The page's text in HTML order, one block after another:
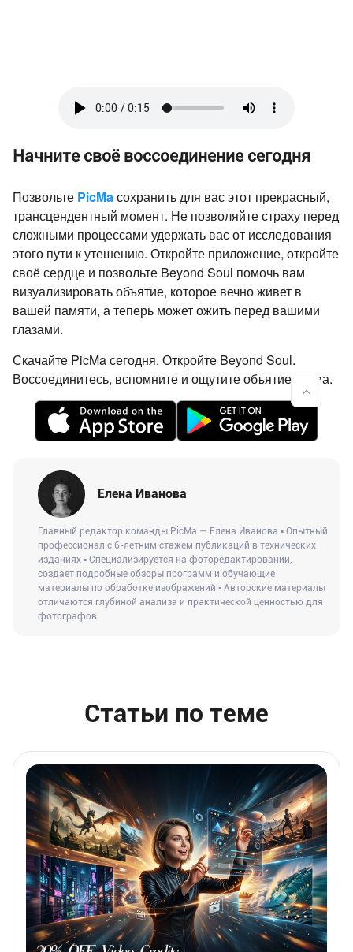
Начните своё воссоединение сегодня
Позвольте PicMaсохранить для вас этот прекрасный,
трансцендентный момент. Не позволяйте страху перед
сложными процессами удержать вас от исследования
этого пути к утешению. Откройте приложение, откройте
своё сердце и позвольте Beyond Soul помочь вам
визуализировать объятие, которое вечно живет в
вашей памяти, а теперь может ожить перед вашими
глазами.
Скачайте PicMa сегодня. Откройте Beyond Soul.
Воссоединитесь, вспомните и ощутите объятие снова.
Елена Иванова
Главный редактор команды PicMa — Елена Иванова ▪ Опытный
профессионал с 6-летним стажем публикаций в технических
изданиях ▪ Специализируется на фоторедактировании,
создает подробные обзоры программ и обучающие
материалы по обработке изображений ▪ Авторские материалы
отличаются глубиной анализа и практической ценностью для
фотографов
Статьи по теме